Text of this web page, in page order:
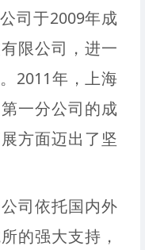
司于2009年成
限公司，进一
2011年，上海
一分公司的成
方面迈出了坚
司依托国内外
的强大支持，